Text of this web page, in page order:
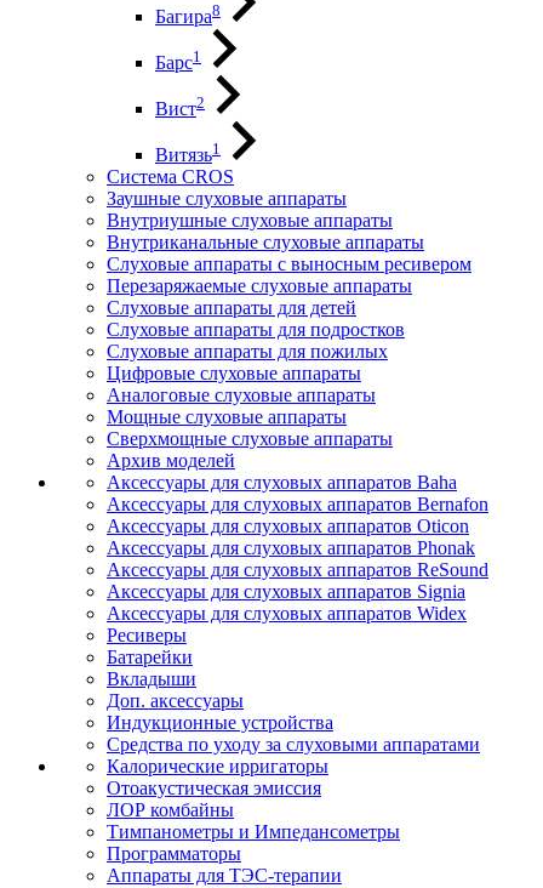
Багира8
Барс1
Вист2
Витязь1
Система CROS
Заушные слуховые аппараты
Внутриушные слуховые аппараты
Внутриканальные слуховые аппараты
Слуховые аппараты с выносным ресивером
Перезаряжаемые слуховые аппараты
Слуховые аппараты для детей
Слуховые аппараты для подростков
Слуховые аппараты для пожилых
Цифровые слуховые аппараты
Аналоговые слуховые аппараты
Мощные слуховые аппараты
Сверхмощные слуховые аппараты
Архив моделей
Аксессуары для слуховых аппаратов Baha
Аксессуары для слуховых аппаратов Bernafon
Аксессуары для слуховых аппаратов Oticon
Аксессуары для слуховых аппаратов Phonak
Аксессуары для слуховых аппаратов ReSound
Аксессуары для слуховых аппаратов Signia
Аксессуары для слуховых аппаратов Widex
Ресиверы
Батарейки
Вкладыши
Доп. аксессуары
Индукционные устройства
Средства по уходу за слуховыми аппаратами
Калорические ирригаторы
Отоакустическая эмиссия
ЛОР комбайны
Тимпанометры и Импедансометры
Программаторы
Аппараты для ТЭС-терапии